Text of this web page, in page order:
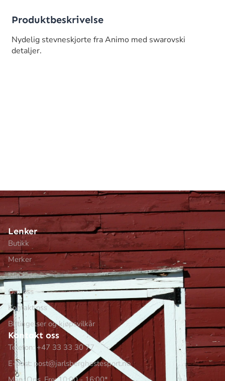
Produktbeskrivelse
Nydelig stevneskjorte fra Animo med swarovski
detaljer.
Lenker
Butikk
Merker
Min side
Om oss
Kontakt oss
Betingelser og kjøpsvilkår
Kontakt oss
Telefon: +47 33 33 30 77
E-post: post@jarlsberghestesport.no